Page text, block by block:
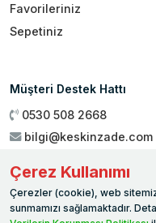
Favorileriniz
Sepetiniz
Müşteri Destek Hattı
0530 508 2668
bilgi@keskinzade.com
Genel Merkez: Yükseliş
Ballıca / SAMSUN
Çerez Kullanımı
Çerezler (cookie), web
sunmamızı sağlamaktadır.